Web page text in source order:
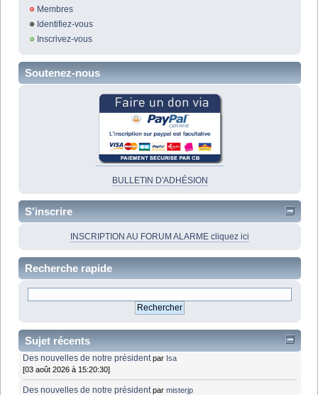
Membres
Identifiez-vous
Inscrivez-vous
Soutenez-nous
BULLETIN D'ADHÉSION
S'inscrire
INSCRIPTION AU FORUM ALARME cliquez ici
Recherche rapide
Sujet récents
Des nouvelles de notre président par Isa
[03 août 2026 à 15:20:30]
Des nouvelles de notre président parmisterjp